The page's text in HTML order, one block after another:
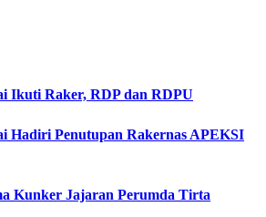
Ikuti Raker, RDP dan RDPU
Hadiri Penutupan Rakernas APEKSI
Kunker Jajaran Perumda Tirta